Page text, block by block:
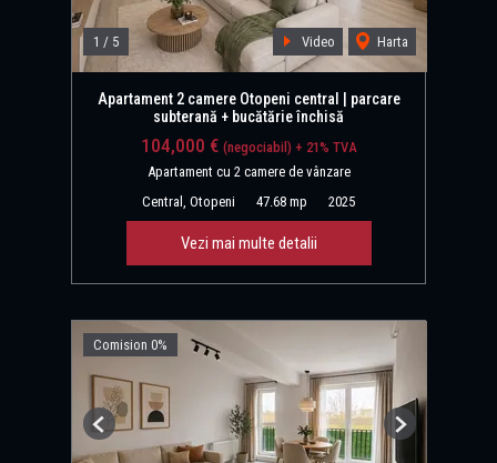
1 / 5 Video Harta
Apartament 2 camere Otopeni central | parcare
subterană + bucătărie închisă
104,000 € (negociabil) + 21% TVA
Apartament cu 2 camere de vânzare
Central, Otopeni
47.68 mp 2025
Vezi mai multe detalii
Comision 0%
Previous Next